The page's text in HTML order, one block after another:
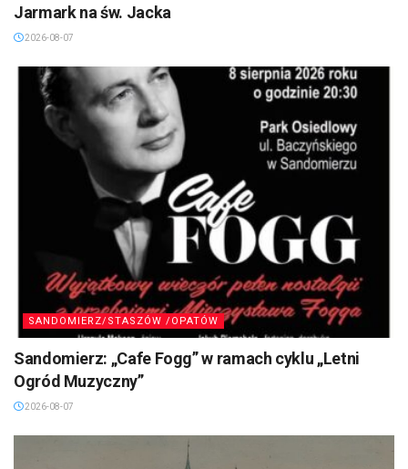
Jarmark na św. Jacka
2026-08-07
SANDOMIERZ/STASZÓW /OPATÓW
Sandomierz: „Cafe Fogg” w ramach cyklu „Letni
Ogród Muzyczny”
2026-08-07